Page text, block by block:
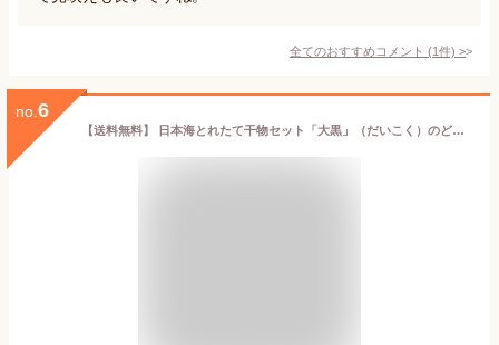
全てのおすすめコメント (1件) >
no. 6
【送料無料】 日本海とれたて干物セット「大黒」（だいこく）のどぐろ あじ 白かれい 国産 島根産 ひもの 食べ物 お祝い 内祝 お礼 誕生日 プレゼント 干物ギフト 天日塩 ノドグロ 魚 冷凍 海鮮 グルメ お取り寄せグルメ 岡富商店